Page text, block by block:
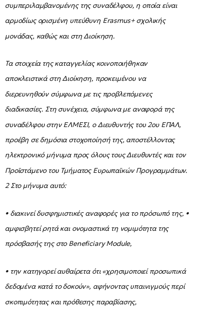
συμπεριλαμβανομένης της συναδέλφου, η οποία είναι
αρμοδίως ορισμένη υπεύθυνη Erasmus+ σχολικής
μονάδας, καθώς και στη Διοίκηση.
Τα στοιχεία της καταγγελίας κοινοποιήθηκαν
αποκλειστικά στη Διοίκηση, προκειμένου να
διερευνηθούν σύμφωνα με τις προβλεπόμενες
διαδικασίες. Στη συνέχεια, σύμφωνα με αναφορά της
συναδέλφου στην ΕΛΜΕΣΙ, ο Διευθυντής του 2ου ΕΠΑΛ,
προέβη σε δημόσια στοχοποίησή της, αποστέλλοντας
ηλεκτρονικό μήνυμα προς όλους τους Διευθυντές και τον
Προϊστάμενο του Τμήματος Ευρωπαϊκών Προγραμμάτων.
2 Στο μήνυμα αυτό:
• διακινεί δυσφημιστικές αναφορές για το πρόσωπό της, •
αμφισβητεί ρητά και ονομαστικά τη νομιμότητα της
πρόσβασής της στο Beneficiary Module,
• την κατηγορεί αυθαίρετα ότι «χρησιμοποιεί προσωπικά
δεδομένα κατά το δοκούν», αφήνοντας υπαινιγμούς περί
σκοπιμότητας και πρόθεσης παραβίασης,